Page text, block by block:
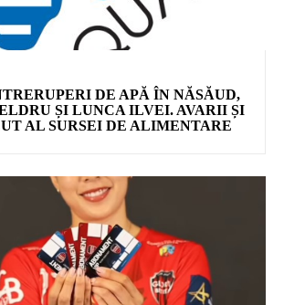
DE APĂ ÎN NĂSĂUD,
ȘI LUNCA ILVEI. AVARII ȘI
AL SURSEI DE ALIMENTARE